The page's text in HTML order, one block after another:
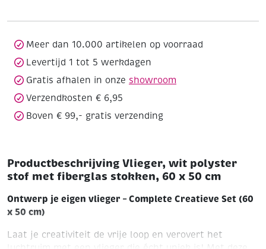
stokken,
50
cm
Meer dan 10.000 artikelen op voorraad
Levertijd 1 tot 5 werkdagen
Gratis afhalen in onze showroom
Verzendkosten € 6,95
Boven € 99,- gratis verzending
Productbeschrijving Vlieger, wit polyster
stof met fiberglas stokken, 60 x 50 cm
Ontwerp je eigen vlieger – Complete Creatieve Set (60
x 50 cm)
Laat je creativiteit de vrije loop en verovert het